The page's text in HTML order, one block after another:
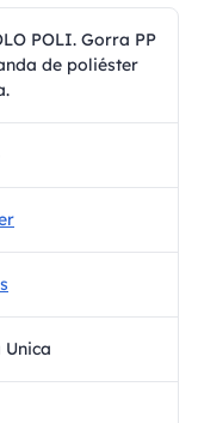
POLI. Gorra PP
de poliéster
Unica